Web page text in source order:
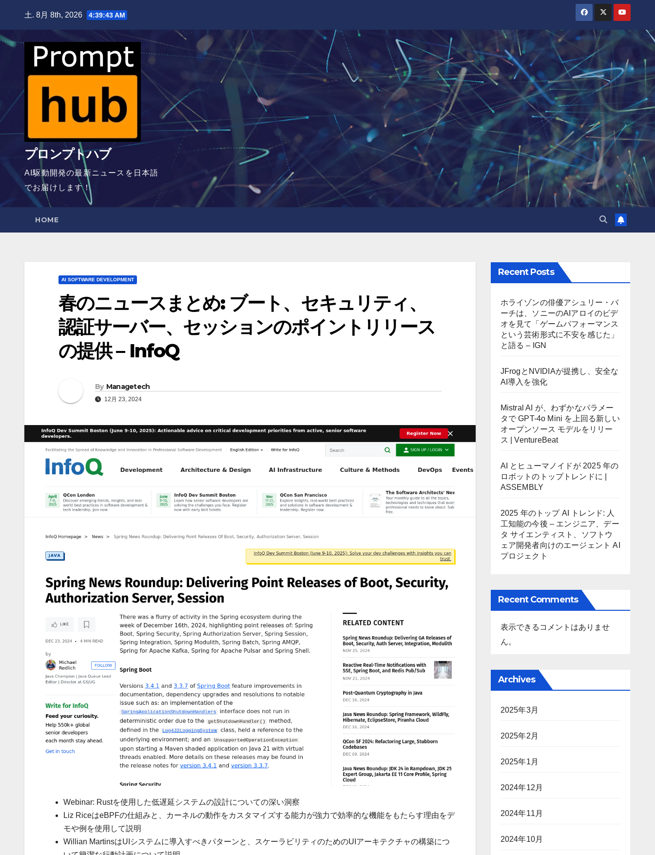
content
土. 8月 8th, 2026 4:39:44 AM
プロンプトハブ
AI駆動開発の最新ニュースを日本語
でお届けします！
HOME
AI SOFTWARE DEVELOPMENT
春のニュースまとめ: ブート、セキュリティ、
認証サーバー、セッションのポイントリリース
の提供 – InfoQ
By Managetech
12月 23, 2024
Webinar: Rustを使用した低遅延システムの設計についての深い洞察
Liz RiceはeBPFの仕組みと、カーネルの動作をカスタマイズする能力が強力で効率的な機能をもたらす理由をデ
モや例を使用して説明
Willian MartinsはUIシステムに導入すべきパターンと、スケーラビリティのためのUIアーキテクチャの構築につ
Recent Posts
ホライゾンの俳優アシュリー・バ
ーチは、ソニーのAIアロイのビデ
オを見て「ゲームパフォーマンス
という芸術形式に不安を感じた」
と語る – IGN
JFrogとNVIDIAが提携し、安全な
AI導入を強化
Mistral AI が、わずかなパラメー
タで GPT-4o Mini を上回る新しい
オープンソース モデルをリリー
ス | VentureBeat
AI とヒューマノイドが 2025 年の
ロボットのトップトレンドに |
ASSEMBLY
2025 年のトップ AI トレンド: 人
工知能の今後 – エンジニア、デー
タ サイエンティスト、ソフトウ
ェア開発者向けのエージェント AI
プロジェクト
Recent Comments
表示できるコメントはありませ
ん。
Archives
2025年3月
2025年2月
2025年1月
2024年12月
2024年11月
2024年10月